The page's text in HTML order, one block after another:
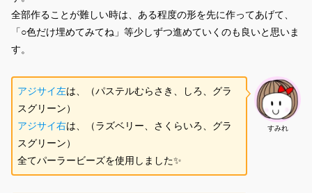
全部作ることが難しい時は、ある程度の形を先に作ってあげて、
「○色だけ埋めてみてね」等少しずつ進めていくのも良いと思いま
す。
すみれ
アジサイ左は、（パステルむらさき、しろ、グラ
スグリーン）
アジサイ右は、（ラズベリー、さくらいろ、グラ
スグリーン）
全てパーラービーズを使用しました✨